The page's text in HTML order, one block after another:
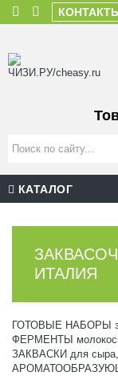
КАТАЛОГ
ИТАЛИЯ
ГОТОВЫЕ НАБОРЫ
ФЕРМЕНТЫ
ЗАКВАСКИ для